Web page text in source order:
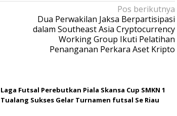
Pos berikutnya
Dua Perwakilan Jaksa Berpartisipasi
dalam Southeast Asia Cryptocurrency
Working Group Ikuti Pelatihan
Penanganan Perkara Aset Kripto
Laga Futsal Perebutkan Piala Skansa Cup SMKN 1
Tualang Sukses Gelar Turnamen futsal Se Riau